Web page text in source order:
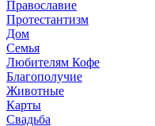
Православие
Протестантизм
Дом
Семья
Любителям Кофе
Благополучие
Животные
Карты
Свадьба